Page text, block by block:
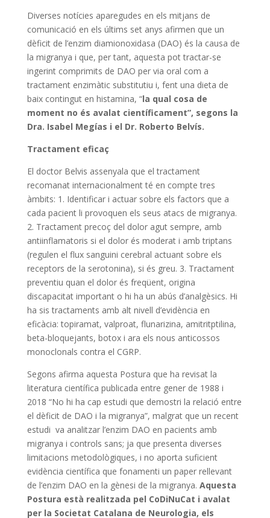
Diverses notícies aparegudes en els mitjans de
comunicació en els últims set anys afirmen que un
dèficit de l’enzim diamionoxidasa (DAO) és la causa de
la migranya i que, per tant, aquesta pot tractar-se
ingerint comprimits de DAO per via oral com a
tractament enzimàtic substitutiu i, fent una dieta de
baix contingut en histamina, “la qual cosa de
moment no és avalat científicament”, segons la
Dra. Isabel Megías i el Dr. Roberto Belvís.
Tractament eficaç
El doctor Belvis assenyala que el tractament
recomanat internacionalment té en compte tres
àmbits: 1. Identificar i actuar sobre els factors que a
cada pacient li provoquen els seus atacs de migranya.
2. Tractament precoç del dolor agut sempre, amb
antiinflamatoris si el dolor és moderat i amb triptans
(regulen el flux sanguini cerebral actuant sobre els
receptors de la serotonina), si és greu. 3. Tractament
preventiu quan el dolor és freqüent, origina
discapacitat important o hi ha un abús d’analgèsics. Hi
ha sis tractaments amb alt nivell d’evidència en
eficàcia: topiramat, valproat, flunarizina, amitritptilina,
beta-bloquejants, botox i ara els nous anticossos
monoclonals contra el CGRP.
Segons afirma aquesta Postura que ha revisat la
literatura científica publicada entre gener de 1988 i
2018 “No hi ha cap estudi que demostri la relació entre
el dèficit de DAO i la migranya”, malgrat que un recent
estudi va analitzar l’enzim DAO en pacients amb
migranya i controls sans; ja que presenta diverses
limitacions metodològiques, i no aporta suficient
evidència científica que fonamenti un paper rellevant
de l’enzim DAO en la gènesi de la migranya. Aquesta
Postura està realitzada pel CoDiNuCat i avalat
per la Societat Catalana de Neurologia, els